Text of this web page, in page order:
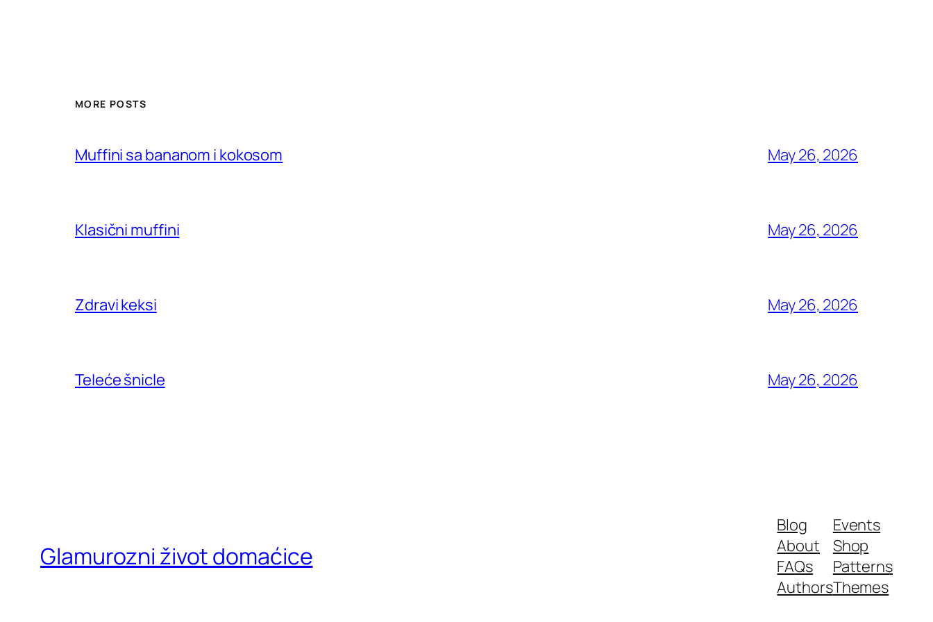
MORE POSTS
Muffini sa bananom i kokosom May 26, 2026
Klasični muffini May 26, 2026
Zdravi keksi May 26, 2026
Teleće šnicle May 26, 2026
Glamurozni život domaćice
Blog
About
FAQs
Authors
Events
Shop
Patterns
Themes